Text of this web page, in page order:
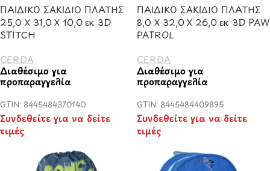
ΠΑΙΔΙΚΟ ΣΑΚΙΔΙΟ ΠΛΑΤΗΣ
25,0 Χ 31,0 Χ 10,0 εκ 3D
STITCH
CERDA
Διαθέσιμο για
προπαραγγελία
GTIN: 8445484370140
Συνδεθείτε για να δείτε
τιμές
ΠΑΙΔΙΚΟ ΣΑΚΙΔΙΟ ΠΛΑΤΗΣ
8,0 Χ 32,0 Χ 26,0 εκ 3D PAW
PATROL
CERDA
Διαθέσιμο για
προπαραγγελία
GTIN: 8445484409895
Συνδεθείτε για να δείτε
τιμές